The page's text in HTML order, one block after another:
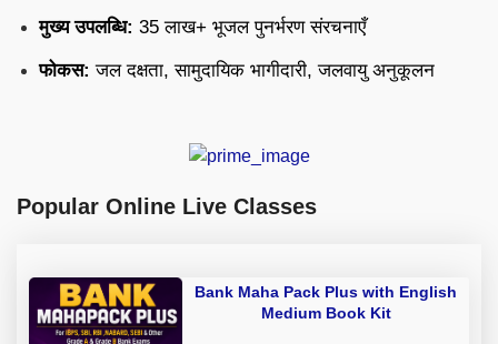
मुख्य उपलब्धि: 35 लाख+ भूजल पुनर्भरण संरचनाएँ
फोकस: जल दक्षता, सामुदायिक भागीदारी, जलवायु अनुकूलन
Popular Online Live Classes
Bank Maha Pack Plus with English
Medium Book Kit